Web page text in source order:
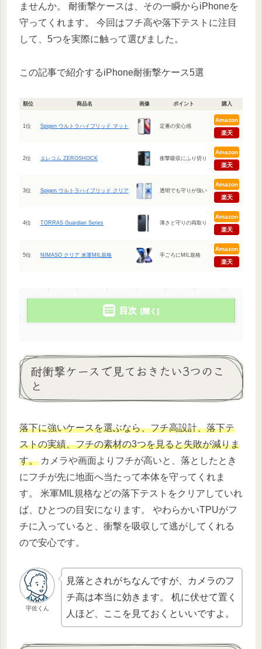
ませんか。 耐衝撃ケースは、その一瞬からiPhoneを
守ってくれます。 今回はフチ高や落下テストに注目
して、5つを実際に触って選びました。
この記事で紹介するiPhone耐衝撃ケース5選
順位 商品名 画像 ポイント 購入
1位 Spigen ウルトラハイブリッド マット 定番の安心感
Amazon
楽天
2位 エレコム ZEROSHOCK 衝撃吸収にふり切り
Amazon
楽天
3位 Spigen ウルトラハイブリッド クリア 透明でも守りが強い
Amazon
楽天
4位 TORRAS Guardian Series 薄さと守りの両取り
Amazon
楽天
5位 NIMASO クリア 米軍MIL規格 手ごろにMIL規格
Amazon
楽天
目次
耐衝撃ケースで見ておきたい3つのこ
と
落下に強いケースを選ぶなら、フチ高設計、落下テ
ストの実績、フチの素材の3つを見ると失敗が減りま
す。 カメラや画面よりフチが高いと、落としたとき
にフチが先に地面へ当たって本体を守ってくれま
す。 米軍MIL規格などの落下テストをクリアしていれ
ば、ひとつの目安になります。 やわらかいTPUがフ
チに入っていると、衝撃を吸収して逃がしてくれる
ので安心です。
宇佐くん
見落とされがちなんですが、カメラのフ
チ高は本当に効きます。 机に伏せて置く
人ほど、ここを見ておくといいですよ。